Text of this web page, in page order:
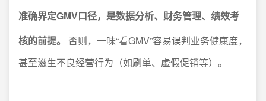
准确界定GMV口径，是数据分析、财务管理、绩效考
核的前提。
否则，一味“看GMV”容易误判业务健康度，
甚至滋生不良经营行为（如刷单、虚假促销等）。